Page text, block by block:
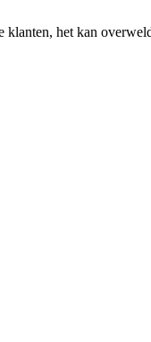
klanten, het kan